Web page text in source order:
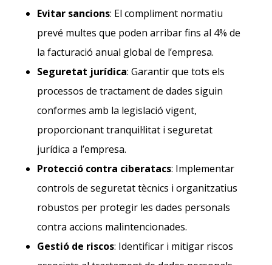
Evitar sancions: El compliment normatiu
prevé multes que poden arribar fins al 4% de
la facturació anual global de l’empresa.
Seguretat jurídica: Garantir que tots els
processos de tractament de dades siguin
conformes amb la legislació vigent,
proporcionant tranquil·litat i seguretat
jurídica a l’empresa.
Protecció contra ciberatacs: Implementar
controls de seguretat tècnics i organitzatius
robustos per protegir les dades personals
contra accions malintencionades.
Gestió de riscos: Identificar i mitigar riscos